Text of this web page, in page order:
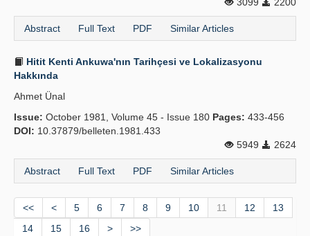
Abstract Full Text PDF Similar Articles
Hitit Kenti Ankuwa'nın Tarihçesi ve Lokalizasyonu
Hakkında
Ahmet Ünal
Issue: October 1981, Volume 45 - Issue 180 Pages: 433-456
DOI: 10.37879/belleten.1981.433
5949
2624
Abstract Full Text PDF Similar Articles
<< < 5 6 7 8 9 10 11 12
13
14
15 16 > >>